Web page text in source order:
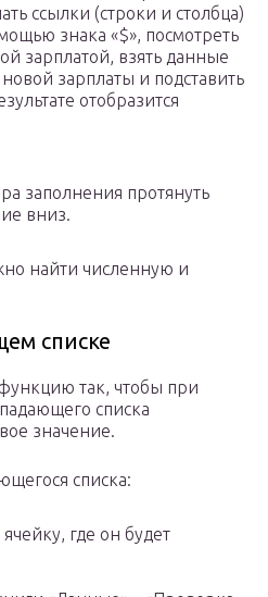
ссылки (строки и столбца)
знака «$», посмотреть
зарплатой, взять данные
зарплаты и подставить
отобразится
заполнения протянуть
вниз.
найти численную и
списке
так, чтобы при
списка
значение.
списка:
где он будет